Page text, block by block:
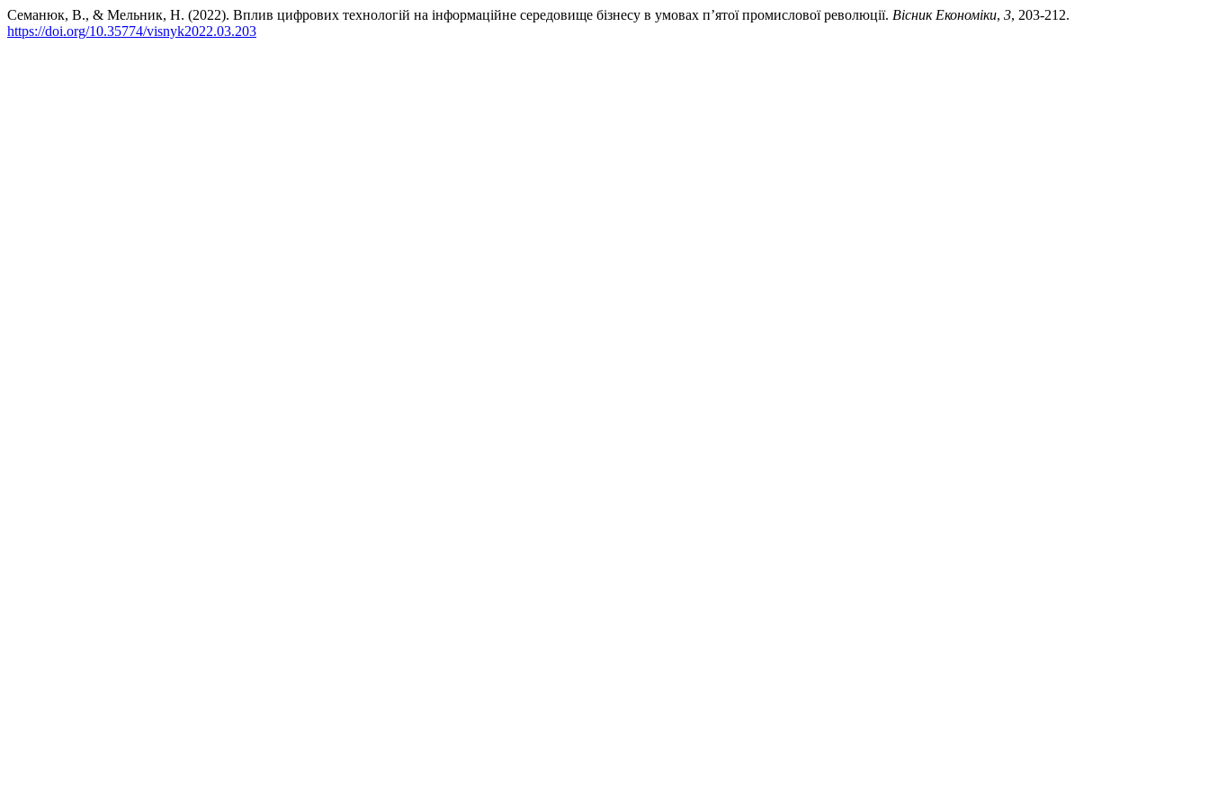
Семанюк, В., & Мельник, Н. (2022). Вплив цифрових технологій на інформаційне середовище бізнесу в умовах п’ятої промислової революції. Вісник Економіки, 3, 203-212.
https://doi.org/10.35774/visnyk2022.03.203